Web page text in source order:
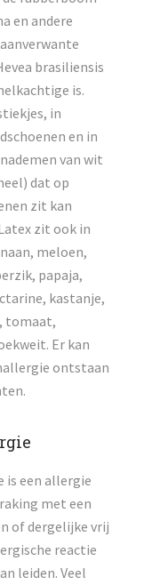
en andere
brasiliensis
is.
in
en in
van wit
dat op
zit kan
zit ook in
meloen,
papaja,
kastanje,
tomaat,
Er kan
ontstaan
een allergie
met een
of dergelijke vrij
reactie
leiden. Veel